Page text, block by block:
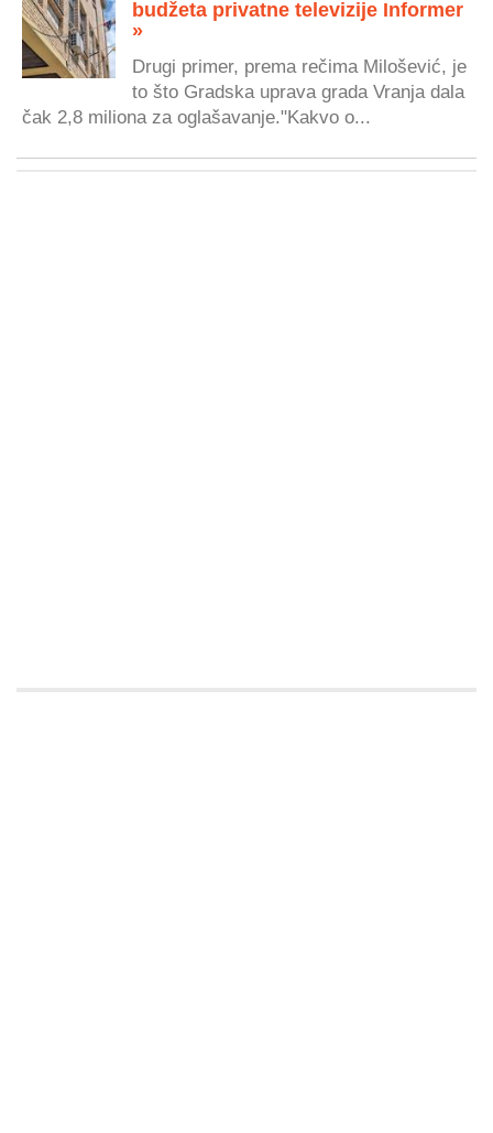
budžeta privatne televizije Informer
»
Drugi primer, prema rečima Milošević, je
to što Gradska uprava grada Vranja dala
čak 2,8 miliona za oglašavanje."Kakvo o...